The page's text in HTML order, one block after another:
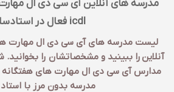
مدرسه های آنلاین آی سی دی ال مهارت
icdl فعال در استادسلام
آنلاین را ببینید و مشخصاتشان را
مدرسه بدون مرز با